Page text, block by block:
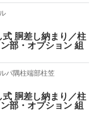
胴差し納まり／柱
部・オプション 組
パ隅柱端部柱笠
胴差し納まり／柱
部・オプション 組